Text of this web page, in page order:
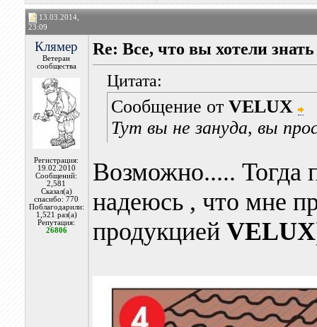
13.03.2014,
23:09
Клямер
Ветеран
сообщества
Регистрация:
19.02.2010
Сообщений:
2,581
Сказал(а)
спасибо: 770
Поблагодарили:
1,521 раз(а)
Репутация:
26806
Re: Все, что вы хотели
Цитата:
Сообщение от VELUX
Тут вы не зануда, вы
Возможно..... Тогда
надеюсь , что мне
продукцией VELUX